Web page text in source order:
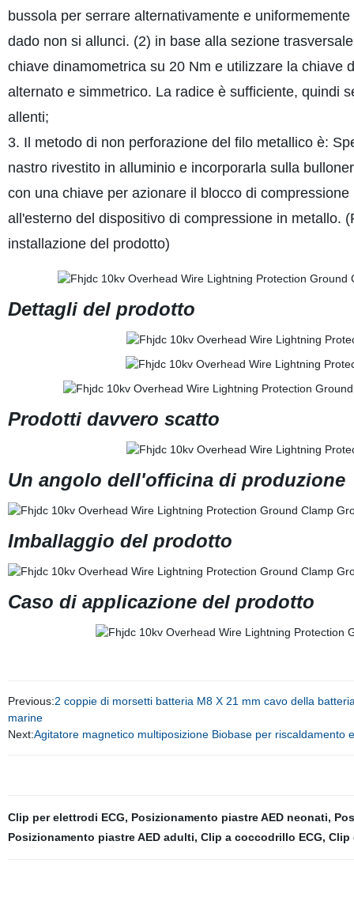
bussola per serrare alternativamente e
dado non si allunci. (2) in base alla sezione
chiave dinamometrica su 20 Nm e utilizzare la chiave
alternato e simmetrico. La radice è sufficiente, quindi
allenti;
3. Il metodo di non perforazione del filo metallico è:
nastro rivestito in alluminio e incorporarla sulla
con una chiave per azionare il blocco di
all'esterno del dispositivo di compressione in metallo.
installazione del prodotto)
Dettagli del prodotto
Prodotti davvero scatto
Un angolo dell'officina di produzione
Imballaggio del prodotto
Caso di applicazione del prodotto
Previous:2 coppie di morsetti batteria M8 X 21 mm cavo della
marine
Next:Agitatore magnetico multiposizione Biobase per riscaldamento
Clip per elettrodi ECG, Posizionamento piastre AED neonati,
Posizionamento piastre AED adulti, Clip a coccodrillo ECG, Clip